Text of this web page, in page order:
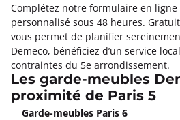
Complétez notre formulaire en
personnalisé sous 48 heures.
vous permet de planifier
Demeco, bénéficiez d’un service
contraintes du 5e arrondissement.
Les garde-meubles
proximité de Paris 5
Garde-meubles Paris 6